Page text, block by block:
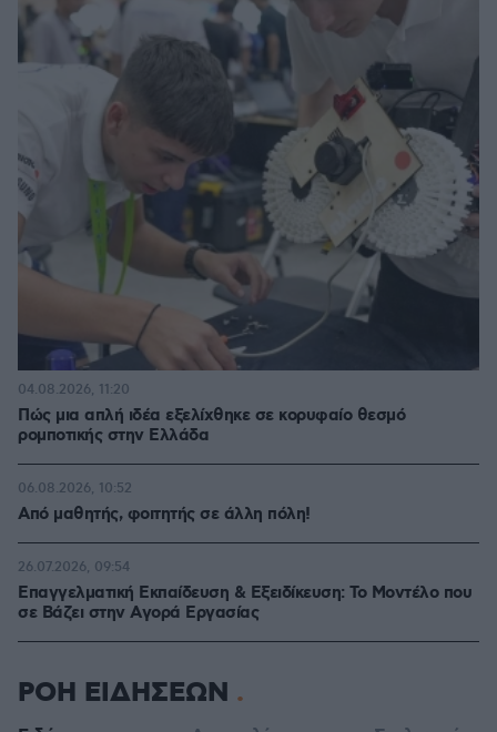
Πώς μια απλή ιδέα εξελίχθηκε σε κορυφαίο θεσμό
ρομποτικής στην Ελλάδα
04.08.2026, 11:20
Από μαθητής, φοιτητής σε άλλη πόλη!
06.08.2026, 10:52
Επαγγελματική Εκπαίδευση & Εξειδίκευση: Το Mοντέλο που
σε Bάζει στην Aγορά Eργασίας
26.07.2026, 09:54
ΡΟΗ ΕΙΔΗΣΕΩΝ